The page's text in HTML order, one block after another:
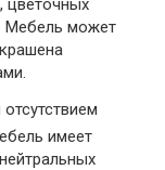
цветочных
Мебель может
имеет